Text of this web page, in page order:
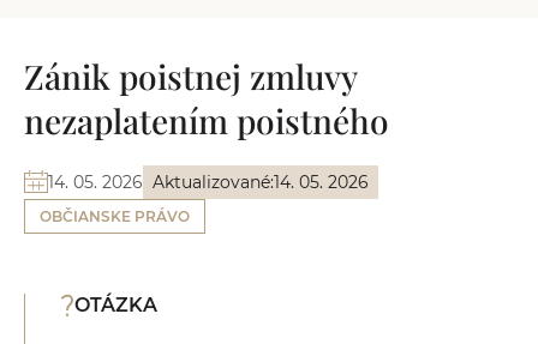
Zánik poistnej zmluvy
nezaplatením poistného
14. 05. 2026 Aktualizované:14. 05. 2026
OBČIANSKE PRÁVO
OTÁZKA